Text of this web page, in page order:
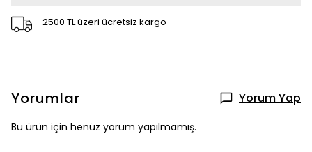
2500 TL üzeri ücretsiz kargo
Yorumlar Yorum Yap
Bu ürün için henüz yorum yapılmamış.